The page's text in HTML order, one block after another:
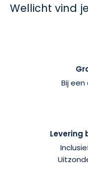
Wellicht vind
Bij
Levering